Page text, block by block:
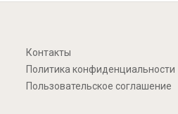
Контакты
Политика конфиденциальности
Пользовательское соглашение